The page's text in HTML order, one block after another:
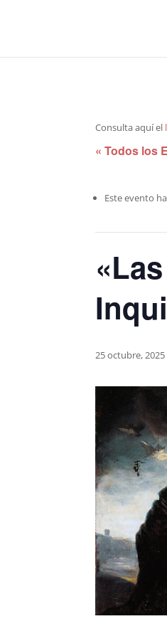
Consulta aquí el
« Todos los
Este evento
25 octubre, 2025